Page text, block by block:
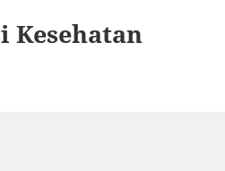
Kesehatan